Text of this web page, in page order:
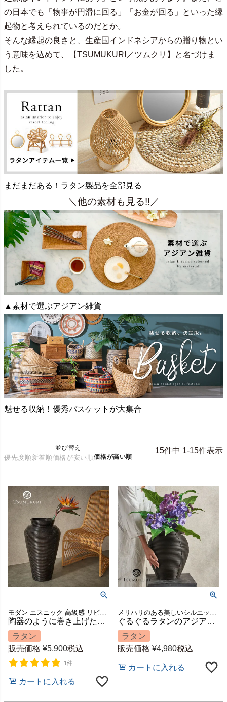
の日本でも「物事が円滑に回る」「お金が回る」といった縁
起物と考えられているのだとか。
そんな縁起の良さと、生産国インドネシアからの贈り物とい
う意味を込めて、【TSUMUKURI／ツムクリ】と名づけま
した。
まだまだある！ラタン製品を全部見る
＼他の素材も見る!!／
▲素材で選ぶアジアン雑貨
魅せる収納！優秀バスケットが大集合
並び替え
優先度順新着順価格が安い順価格が高い順
15件中 1-15件表示
陶器のように巻き上げたラタンの壷型バスケット 造花・ドライフラワー用 高さ60cm 水入れ不可 TSUMUKURI [6301]
ラタン
販売価格 ¥5,900税込
1件
カートに入れる
ぐるぐるラタンのアジアンな壺型バスケット [14279]
ラタン
販売価格 ¥4,980税込
カートに入れる